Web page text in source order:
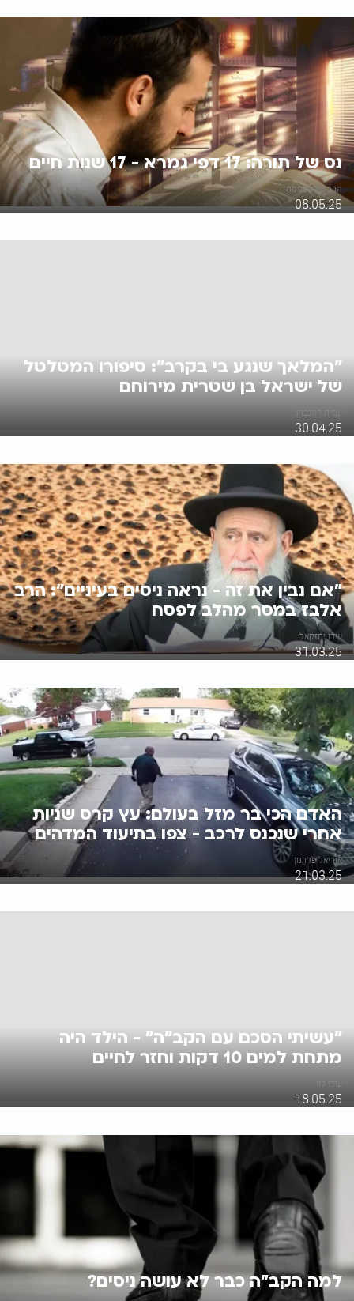
נס של תורה: 17 דפי גמרא - 17 שנות חיים
הרב עידו סממה
08.05.25
"המלאך שנגע בי בקרב": סיפורו המטלטל
של ישראל בן שטרית מירוחם
עמית רוזנברג
30.04.25
"אם נבין את זה - נראה ניסים בעיניים": הרב
אלבז במסר מהלב לפסח
עידו יחזקאל
31.03.25
האדם הכי בר מזל בעולם: עץ קרס שניות
אחרי שנכנס לרכב - צפו בתיעוד המדהים
אוריאל פדרמן
21.03.25
"עשיתי הסכם עם הקב"ה" - הילד היה
מתחת למים 10 דקות וחזר לחיים
עידו לוי
18.05.25
למה הקב"ה כבר לא עושה ניסים?